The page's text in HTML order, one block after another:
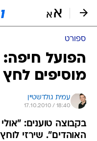
ספורט
הפועל
מוסיפים
עמית גולדשטיין
17.10.2010 / 18:40
בקבוצה טוענים:
האוהדים". שירזי